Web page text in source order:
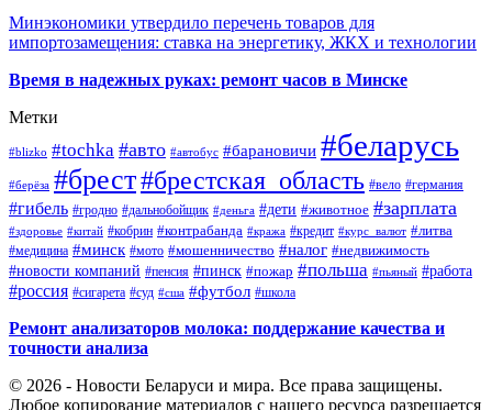
Минэкономики утвердило перечень товаров для
импортозамещения: ставка на энергетику, ЖКХ и технологии
Время в надежных руках: ремонт часов в Минске
Метки
#blizko #tochka #авто #автобус #барановичи #беларусь
#берёза #брест#брестская_область #вело #германия
#гибель #гродно #дальнобойщик #деньга #дети #животное #зарплата
#здоровье #китай #кобрин #контрабанда #кража #кредит #курс_валют #литва
#медицина #минск #мото #мошенничество #налог #недвижимость
#новости компаний #пенсия #пинск #пожар #польша #пьяный #работа
#россия #сигарета #суд #сша #футбол #школа
Ремонт анализаторов молока: поддержание качества и
точности анализа
© 2026 - Новости Беларуси и мира. Все права защищены.
Любое копирование материалов с нашего ресурса разрешается